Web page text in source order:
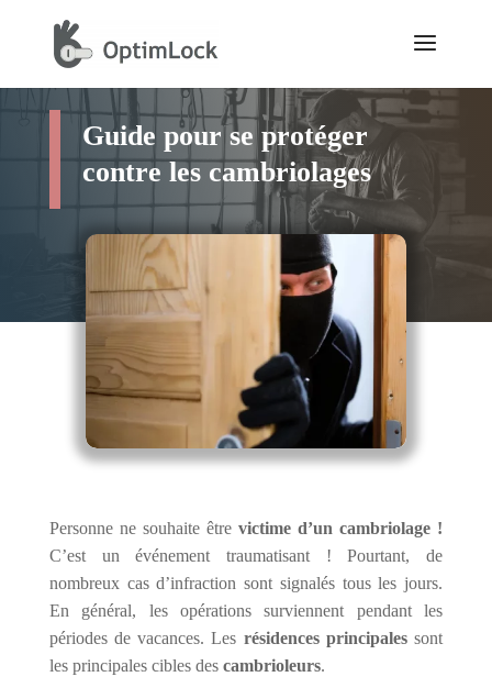
Guide pour se protéger
contre les cambriolages
Personne ne souhaite êtrevictime d’un cambriolage !
C’est un événement traumatisant ! Pourtant, de
nombreux cas d’infraction sont signalés tous les jours.
En général, les opérations surviennent pendant les
périodes de vacances. Les résidences principalessont
les principales cibles des cambrioleurs.